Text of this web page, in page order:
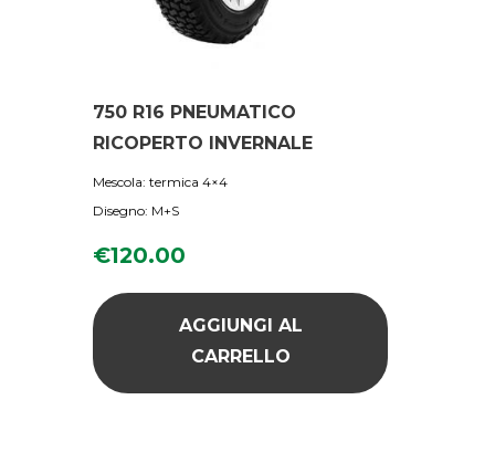
750 R16 PNEUMATICO
RICOPERTO INVERNALE
Mescola: termica 4×4
Disegno: M+S
€120.00
AGGIUNGI AL
CARRELLO